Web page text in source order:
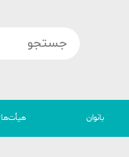
بانوان هیأت‌ها